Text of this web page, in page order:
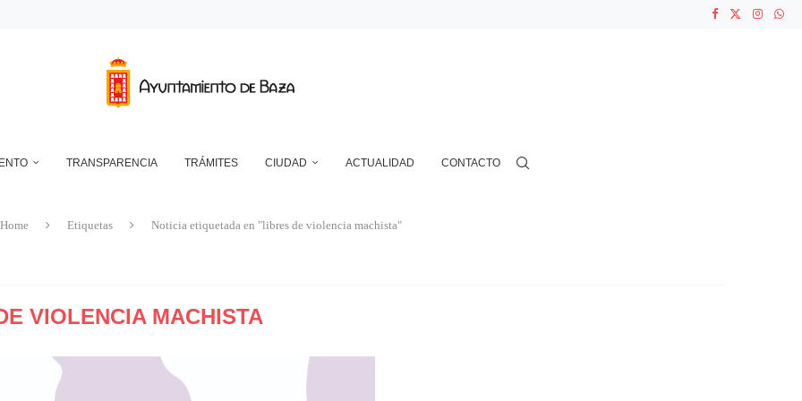
ELÉCTRICO EN EL RECINTO FERIAL
TRANSPARENCIA TRÁMITES CIUDAD ACTUALIDAD CONTACTO
Home Etiquetas Noticia etiquetada en "libres de violencia machista"
VIOLENCIA MACHISTA